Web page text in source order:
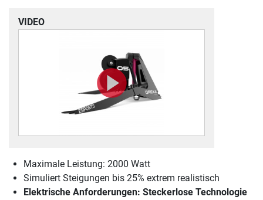
VIDEO
Maximale Leistung: 2000 Watt
Simuliert Steigungen bis 25% extrem realistisch
Elektrische Anforderungen: Steckerlose Technologie